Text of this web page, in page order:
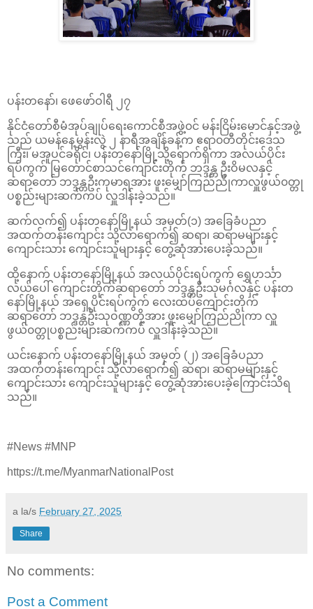
ပန်းတနော်၊ ဖေဖော်ဝါရီ ၂၇
နိုင်ငံတော်စီမံအုပ်ချုပ်ရေးကောင်စီအဖွဲ့၀င် မန်းငြိမ်းမောင်နှင့်အဖွဲ့
သည် ယမန်နေ့မွန်းလွဲ ၂ နာရီအချိန်ခန့်က ဧရာ၀တီတိုင်းဒေသ
ကြီး၊ မအူပင်ခရိုင်၊ ပန်းတနော်မြို့သို့ရောက်ရှိကာ အလယ်ပိုင်း
ရပ်ကွက် မြတောင်စာသင်ကျောင်းတိုက် ဘဒ္ဒန္တ ဦးဝိမလနှင့်
ဆရာတော် ဘဒ္ဒန္တဦးကုမာရအား ဖူးမျှော်ကြည်ညိုကာလှူဖွယ်၀တ္တု
ပစ္စည်းများဆက်ကပ် လှူဒါန်းခဲ့သည်။
ဆက်လက်၍ ပန်းတနော်မြို့နယ် အမှတ်(၁) အခြေခံပညာ
အထက်တန်းကျောင်း သို့လာရောက်၍ ဆရာ၊ ဆရာမများနှင့်
ကျောင်းသား ကျောင်းသူများနှင့် တွေ့ဆုံအားပေးခဲ့သည်။
ထို့နောက် ပန်းတနော်မြို့နယ် အလယ်ပိုင်းရပ်ကွက် ရွှေဟင်္သာ
လယ်ပေါ် ကျောင်းတိုက်ဆရာတော် ဘဒ္ဒန္တဦးသုမင်္ဂလနှင့် ပန်းတ
နော်မြို့နယ် အရှေ့ပိုင်းရပ်ကွက် လေးထပ်ကျောင်းတိုက်
ဆရာတော် ဘဒ္ဒန္တဦးသုဝဏ္ဏတို့အား ဖူးမျှော်ကြည်ညိုကာ လှူ
ဖွယ်၀တ္တုပစ္စည်းများဆက်ကပ် လှူဒါန်းခဲ့သည်။
ယင်းနောက် ပန်းတနော်မြို့နယ် အမှတ် (၂) အခြေခံပညာ
အထက်တန်းကျောင်း သို့လာရောက်၍ ဆရာ၊ ဆရာမများနှင့်
ကျောင်းသား ကျောင်းသူများနှင့် တွေ့ဆုံအားပေးခဲ့ကြောင်းသိရ
သည်။
#News #MNP
https://t.me/MyanmarNationalPost
a la/s February 27, 2025
Share
No comments:
Post a Comment